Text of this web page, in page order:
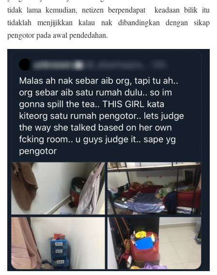
tidak lama kemudian, netizen berpendapat keadaan bilik itu
tidaklah menjijikkan kalau nak dibandingkan dengan sikap
pengotor pada awal pendedahan.